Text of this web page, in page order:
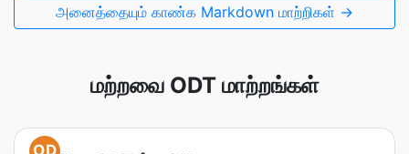
அனைத்தையும் காண்க Markdown மாற்றிகள் →
மற்றவை ODT மாற்றங்கள்
OD